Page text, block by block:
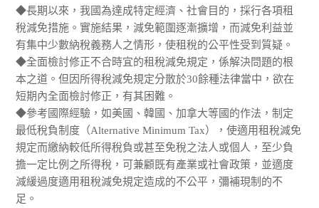
◆長期以來，我國為達成特定經濟、社會目的，採行各項租
稅減免措施。實施結果，減免範圍逐漸擴增，而減免利益並
有集中少數納稅義務人之情形，使租稅的公平性受到質疑。
◆全面檢討修正不合時宜的租稅減免規定，係解決問題的根
本之道。但因所得稅減免規定分散於30餘種法律當中，欲在
短期內全面檢討修正，有其困難。
◆參考國際經驗，如美國、韓國、加拿大等國的作法，制定
最低稅負制度（Alternative Minimum Tax），使適用租稅減免
規定而繳納較低所得稅負或甚至免稅之法人或個人，至少負
擔一定比例之所得稅，可兼顧既有產業或社會政策，並適度
減緩過度適用租稅減免規定造成的不公平，彌補現制的不
足。